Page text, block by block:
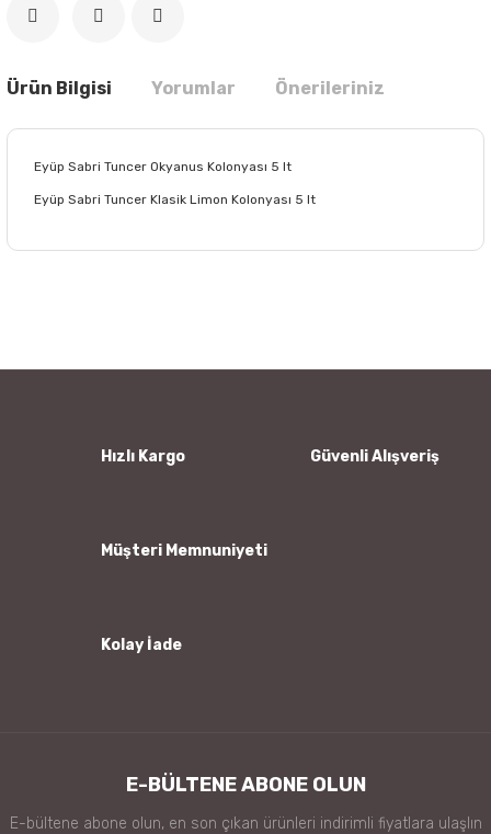
Ürün Bilgisi Yorumlar Önerileriniz
Eyüp Sabri Tuncer Okyanus Kolonyası 5 lt
Eyüp Sabri Tuncer Klasik Limon Kolonyası 5 lt
Ürün bilgilerinde hatalar bulunuyor.
Hızlı Kargo Güvenli Alışveriş
Müşteri Memnuniyeti
Kolay İade
E-BÜLTENE ABONE OLUN
E-bültene abone olun, en son çıkan ürünleri indirimli fiyatlara ulaşlın